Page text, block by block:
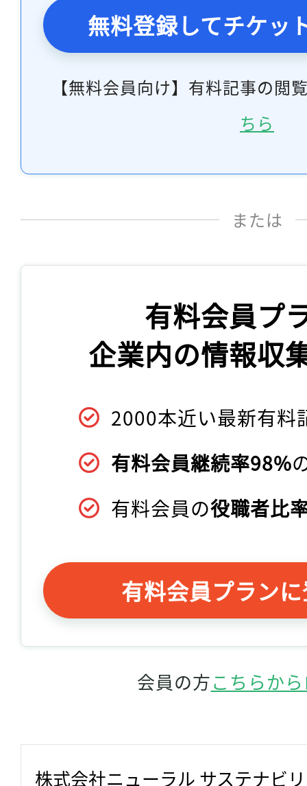
無料登録してチケッ
【無料会員向け】有料記事の閲
ちら
または
有料会員プ
企業内の情報収
2000本近い最新有料
有料会員継続率98%
有料会員の役職者比
有料会員プラン
会員の方こちらか
株式会社ニューラル サステナビ